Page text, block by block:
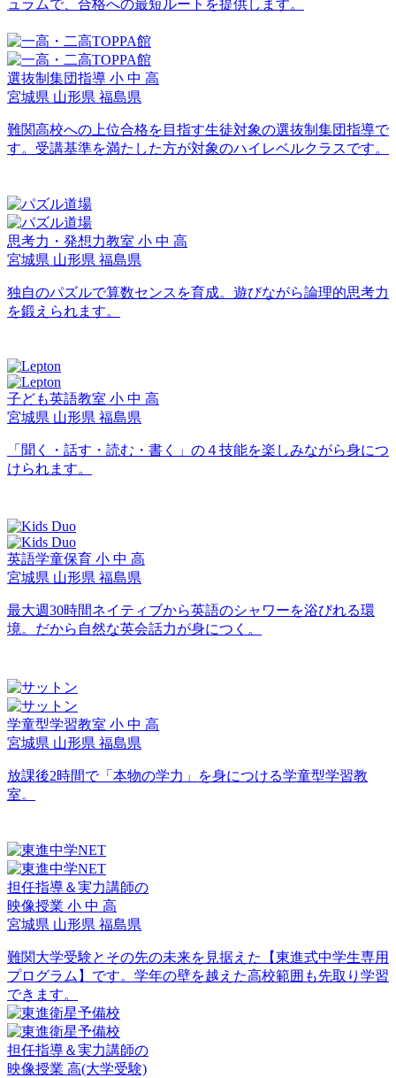
ュラムで、合格への最短ルートを提供します。
選抜制集団指導 小 中 高
宮城県 山形県 福島県
難関高校への上位合格を目指す生徒対象の選抜制集団指導で
す。受講基準を満たした方が対象のハイレベルクラスです。
思考力・発想力教室 小 中 高
宮城県 山形県 福島県
独自のパズルで算数センスを育成。遊びながら論理的思考力
を鍛えられます。
子ども英語教室 小 中 高
宮城県 山形県 福島県
「聞く・話す・読む・書く」の４技能を楽しみながら身につ
けられます。
英語学童保育 小 中 高
宮城県 山形県 福島県
最大週30時間ネイティブから英語のシャワーを浴びれる環
境。だから自然な英会話力が身につく。
学童型学習教室 小 中 高
宮城県 山形県 福島県
放課後2時間で「本物の学力」を身につける学童型学習教
室。
担任指導＆実力講師の
映像授業 小 中 高
宮城県 山形県 福島県
難関大学受験とその先の未来を見据えた【東進式中学生専用
プログラム】です。学年の壁を越えた高校範囲も先取り学習
できます。
担任指導＆実力講師の
映像授業 高(大学受験)